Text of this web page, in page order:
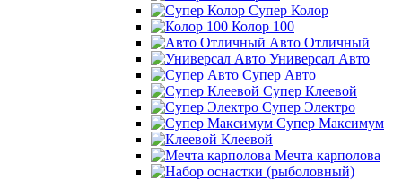
Супер Колор
Колор 100
Авто Отличный
Универсал Авто
Супер Авто
Супер Клеевой
Супер Электро
Супер Максимум
Клеевой
Мечта карполова